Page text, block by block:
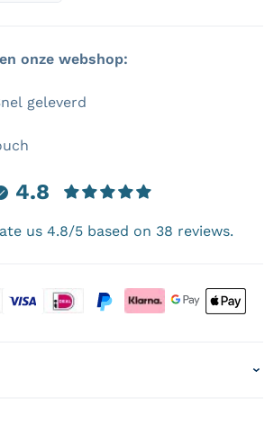
onze webshop:
✔ Snel geleverd
4.8
us 4.8/5 based on 38 reviews.